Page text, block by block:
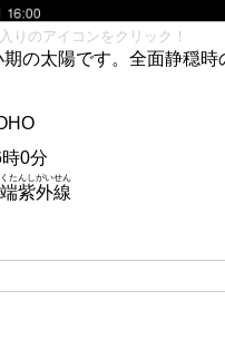
りのアイコンをクリック！
の太陽です。全面静穏時
0分
紫外線
たんしがいせん